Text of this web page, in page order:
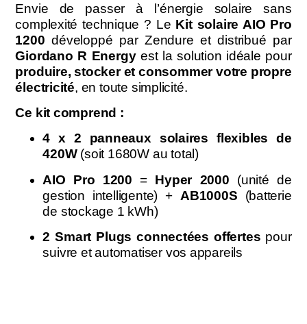
Envie de passer à l’énergie solaire sans
complexité technique ? Le Kit solaire AIO Pro
1200 développé par Zendure et distribué par
Giordano R Energyest la solution idéale pour
produire, stocker et consommer votre propre
électricité, en toute simplicité.
Ce kit comprend :
4 x 2 panneaux solaires flexibles de
420W(soit 1680W au total)
AIO Pro 1200 = Hyper 2000 (unité de
gestion intelligente) + AB1000S (batterie
de stockage 1 kWh)
2 Smart Plugs connectées offertes pour
suivre et automatiser vos appareils